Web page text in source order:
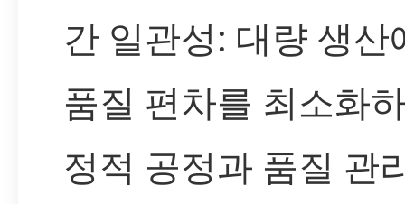
간 일관성: 대량 생산
품질 편차를 최소화
정적 공정과 품질 관